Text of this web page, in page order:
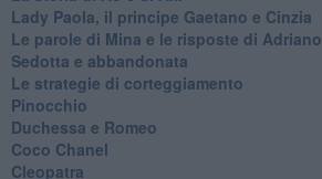
Lady Paola, il principe Gaetano e Cinzia
Le parole di Mina e le risposte di Adriano
Sedotta e abbandonata
Le strategie di corteggiamento
Pinocchio
Duchessa e Romeo
Coco Chanel
Cleopatra